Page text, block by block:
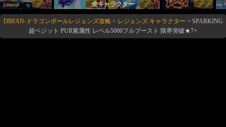
全キャラクター
DBFAN-ドラゴンボールレジェンズ攻略> レジェンズ キャラクター > SPARKING
超ベジット PUR紫属性 レベル5000フルブースト 限界突破★7+